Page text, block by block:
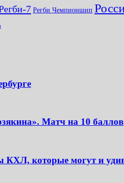
7 Регби Чемпионшип
Матч на 10 баллов
КХЛ, которые могут и